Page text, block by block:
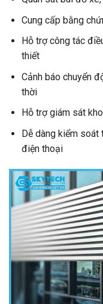
Cung cấp bằng
Hỗ trợ công tác
thiết
Cảnh báo chuyển
thời
Hỗ trợ giám sát
Dễ dàng kiểm soát
điện thoại